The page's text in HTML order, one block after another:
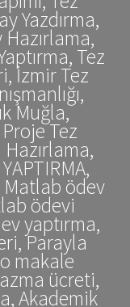
Yazdırma,
Tez
İzmir Tez
Muğla,
Tez
Hazırlama,
Matlab ödev
ödevi
yaptırma,
Parayla
makale
ücreti,
Akademik